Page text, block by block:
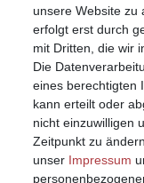
unsere Website zu
erfolgt erst durch
mit Dritten, die wir
Die
eines berechtigten
kann erteilt oder
nicht einzuwilligen
Zeitpunkt zu
unser Impressum